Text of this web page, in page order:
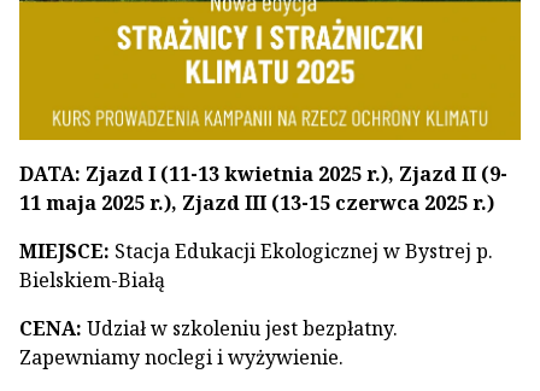
DATA: Zjazd I (11-13 kwietnia 2025 r.), Zjazd II (9-
11 maja 2025 r.), Zjazd III (13-15 czerwca 2025 r.)
MIEJSCE: Stacja Edukacji Ekologicznej w Bystrej p.
Bielskiem-Białą
CENA: Udział w szkoleniu jest bezpłatny.
Zapewniamy noclegi i wyżywienie.